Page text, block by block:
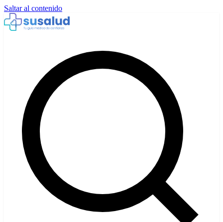
Saltar al contenido